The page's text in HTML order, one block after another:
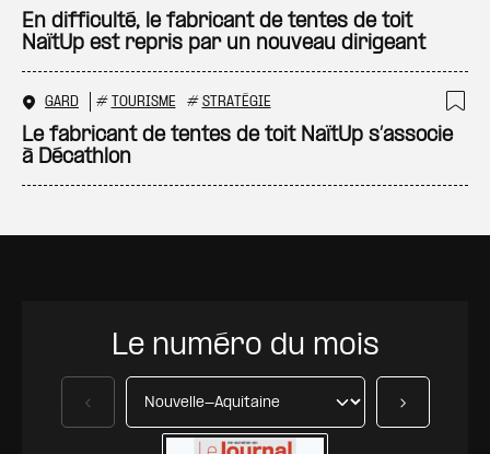
En difficulté, le fabricant de tentes de toit
NaïtUp est repris par un nouveau dirigeant
GARD # TOURISME # STRATÉGIE
Le fabricant de tentes de toit NaïtUp s’associe
à Décathlon
Le numéro du mois
Précédent Suivant